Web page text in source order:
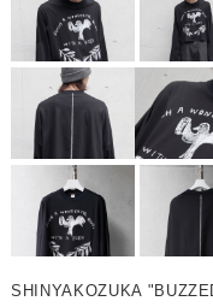
SHINYAKOZUKA